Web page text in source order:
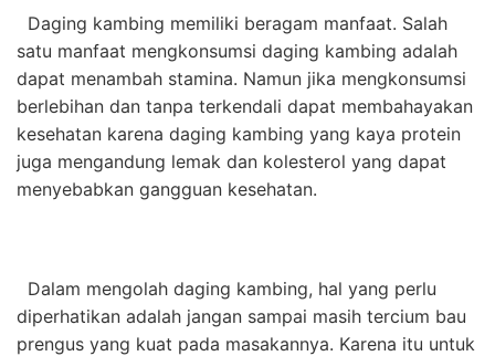
Daging kambing memiliki beragam manfaat. Salah
satu manfaat mengkonsumsi daging kambing adalah
dapat menambah stamina. Namun jika mengkonsumsi
berlebihan dan tanpa terkendali dapat membahayakan
kesehatan karena daging kambing yang kaya protein
juga mengandung lemak dan kolesterol yang dapat
menyebabkan gangguan kesehatan.
Dalam mengolah daging kambing, hal yang perlu
diperhatikan adalah jangan sampai masih tercium bau
prengus yang kuat pada masakannya. Karena itu untuk